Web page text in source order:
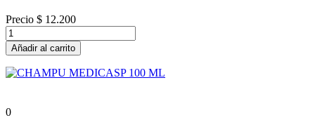
Precio $ 12.200
Añadir al carrito
0